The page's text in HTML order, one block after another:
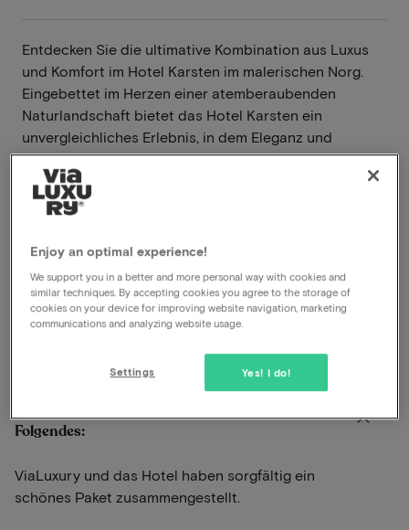
Entdecken Sie die ultimative Kombination aus Luxus
und Komfort im Hotel Karsten im malerischen Norg.
Eingebettet im Herzen einer atemberaubenden
Naturlandschaft bietet das Hotel Karsten ein
unvergleichliches Erlebnis, in dem Eleganz und
Gelassenheit zusammenkommen.
Weiterlesen
Waldreiche Umgebung
Perfekt zum Radfahren und Wandern
Historischer Ort
Anzeigen auf der Karte
Folgendes:
ViaLuxury und das Hotel haben sorgfältig ein
schönes Paket zusammengestellt.
Enjoy an optimal experience!
We support you in a better and more personal way with cookies and
similar techniques. By accepting cookies you agree to the storage of
cookies on your device for improving website navigation, marketing
communications and analyzing website usage.
Yes! I do!
Settings